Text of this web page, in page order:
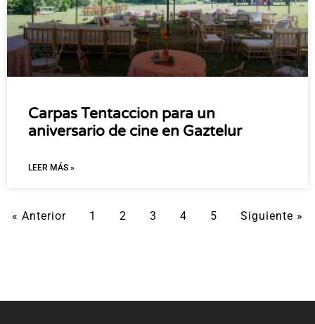
Carpas Tentaccion para un
aniversario de cine en Gaztelur
LEER MÁS »
« Anterior 1 2 3 4 5 Siguiente »